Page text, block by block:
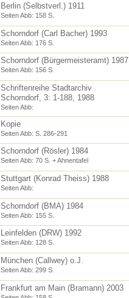
Berlin (Selbstverl.) 1911
Seiten Abb: 158 S.
Schorndorf (Carl Bacher) 1993
Seiten Abb: 176 S.
Schorndorf (Bürgermeisteramt) 1987
Seiten Abb: 156 S.
Schriftenreihe Stadtarchiv
Schorndorf, 3: 1-188, 1988
Seiten Abb:
Kopie
Seiten Abb: S. 286-291
Schorndorf (Rösler) 1984
Seiten Abb: 70 S. + Ahnentafel
Stuttgart (Konrad Theiss) 1988
Seiten Abb:
Schorndorf (BMA) 1984
Seiten Abb: 155 S.
Leinfelden (DRW) 1992
Seiten Abb: 128 S.
München (Callwey) o.J.
Seiten Abb: 299 S.
Frankfurt am Main (Bramann) 2003